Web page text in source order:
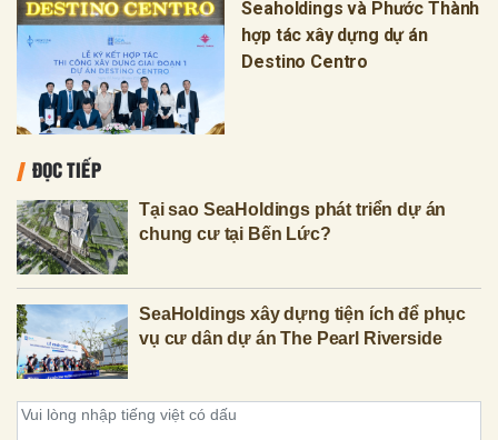
Seaholdings và Phước Thành
hợp tác xây dựng dự án
Destino Centro
ĐỌC TIẾP
Tại sao SeaHoldings phát triển dự án
chung cư tại Bến Lức?
SeaHoldings xây dựng tiện ích để phục
vụ cư dân dự án The Pearl Riverside